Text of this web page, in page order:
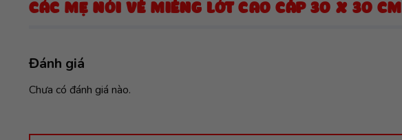
CÁC MẸ NÓI VỀ MIẾNG LÓT CAO CẤP 30 X 30 CM
Đánh giá
Chưa có đánh giá nào.